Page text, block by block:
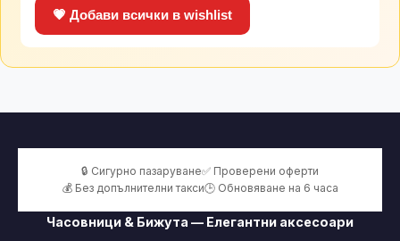
💗 Добави всички в wishlist
🔒 Сигурно пазаруване✅ Проверени оферти
💰 Без допълнителни такси🕒 Обновяване на 6 часа
Часовници & Бижута — Елегантни аксесоари